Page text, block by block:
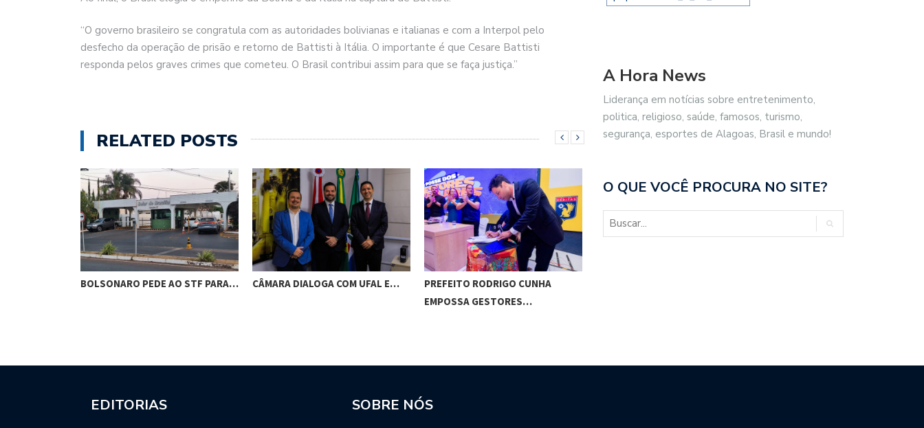
“O governo brasileiro se congratula com as autoridades bolivianas e italianas e com a Interpol pelo
desfecho da operação de prisão e retorno de Battisti à Itália. O importante é que Cesare Battisti
responda pelos graves crimes que cometeu. O Brasil contribui assim para que se faça justiça.”
RELATED POSTS
BOLSONARO PEDE AO STF PARA… CÂMARA DIALOGA COM UFAL E…
PREFEITO RODRIGO CUNHA
EMPOSSA GESTORES…
A Hora News
Liderança em notícias sobre entretenimento,
politica, religioso, saúde, famosos, turismo,
segurança, esportes de Alagoas, Brasil e mundo!
O QUE VOCÊ PROCURA NO SITE?
EDITORIAS SOBRE NÓS